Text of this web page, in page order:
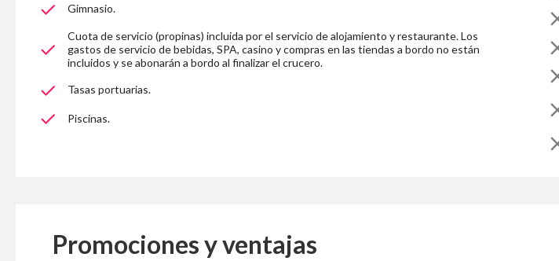
Gimnasio.
Cuota de servicio (propinas) incluida por el servicio de alojamiento y restaurante. Los
gastos de servicio de bebidas, SPA, casino y compras en las tiendas a bordo no están
incluidos y se abonarán a bordo al finalizar el crucero.
Tasas portuarias.
Piscinas.
Promociones y ventajas